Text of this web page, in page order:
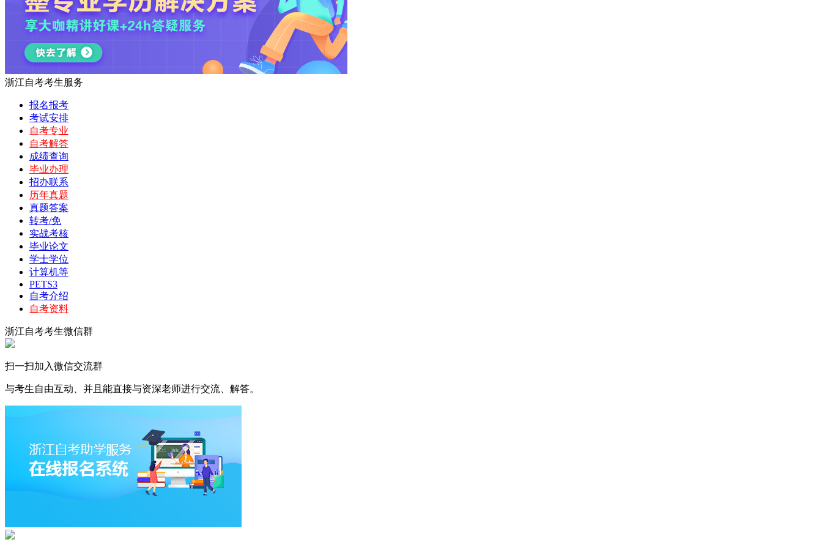
浙江自考考生服务
报名报考
考试安排
自考专业
自考解答
成绩查询
毕业办理
招办联系
历年真题
真题答案
转考/免
实战考核
毕业论文
学士学位
计算机等
PETS3
自考介绍
自考资料
浙江自考考生微信群
扫一扫加入微信交流群
与考生自由互动、并且能直接与资深老师进行交流、解答。